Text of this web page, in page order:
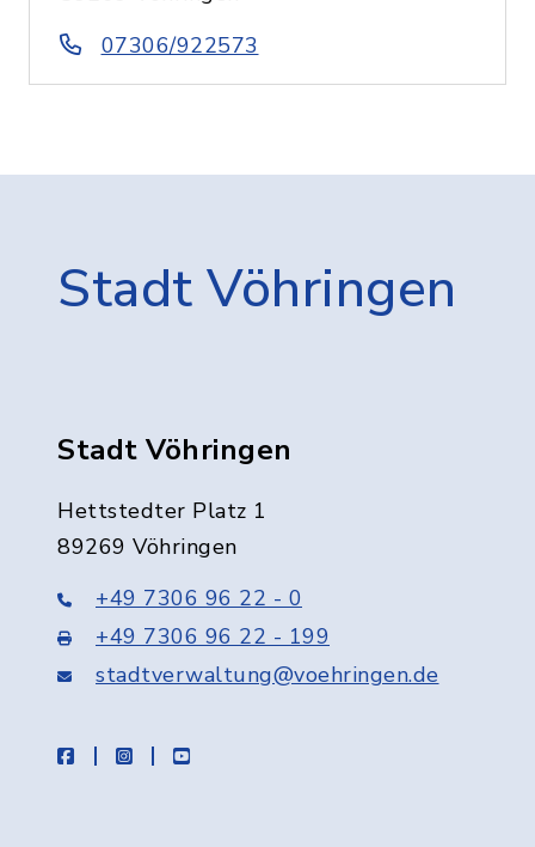
07306/922573
Stadt Vöhringen
Stadt Vöhringen
Hettstedter Platz 1
89269 Vöhringen
+49 7306 96 22 - 0
+49 7306 96 22 - 199
stadtverwaltung@voehringen.de
facebookinstagramyoutube